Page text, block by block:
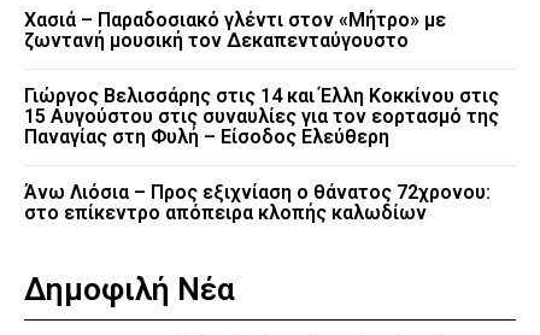
Χασιά – Παραδοσιακό γλέντι στον «Μήτρο» με
ζωντανή μουσική τον Δεκαπενταύγουστο
Γιώργος Βελισσάρης στις 14 και Έλλη Κοκκίνου στις
15 Αυγούστου στις συναυλίες για τον εορτασμό της
Παναγίας στη Φυλή – Είσοδος Ελεύθερη
Άνω Λιόσια – Προς εξιχνίαση ο θάνατος 72χρονου:
στο επίκεντρο απόπειρα κλοπής καλωδίων
Δημοφιλή Νέα